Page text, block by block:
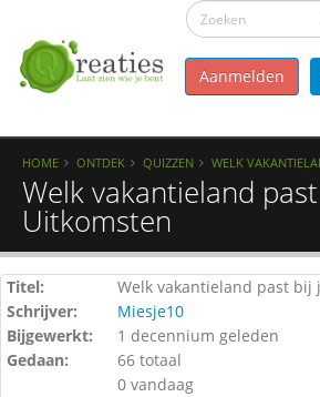
Aanmelden
HOME ONTDEK QUIZZEN WELK
Welk vakantieland
Uitkomsten
Titel:
Welk vakantieland past bij
Schrijver:
Miesje10
Bijgewerkt:
1 decennium geleden
Gedaan:
66 totaal
0 vandaag